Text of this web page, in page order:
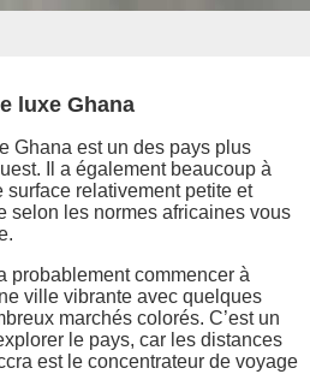
luxe Ghana
Ghana est un des pays plus
Il a également beaucoup à
surface relativement petite et
selon les normes africaines vous
probablement commencer à
ville vibrante avec quelques
marchés colorés. C’est un
le pays, car les distances
est le concentrateur de voyage